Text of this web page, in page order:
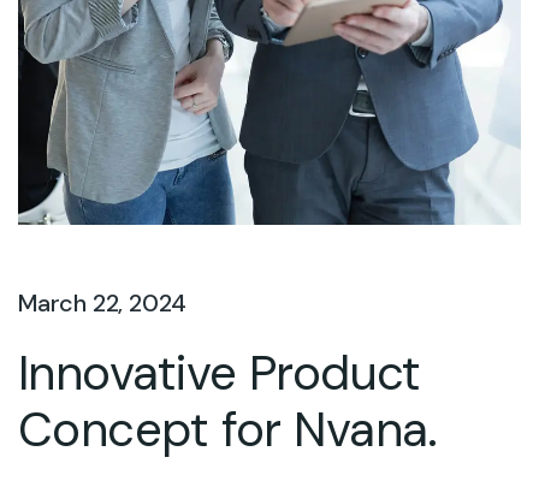
March 22, 2024
Innovative Product
Concept for Nvana.